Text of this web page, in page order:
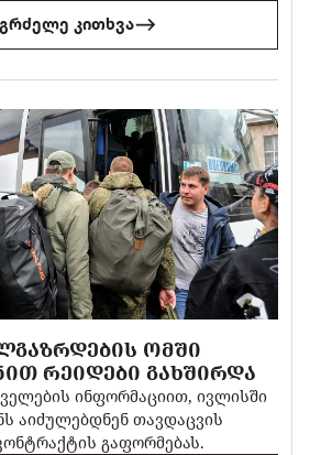
კითხვა
ᲝᲛᲨᲘ
ᲠᲔᲘᲓᲔᲑᲘ ᲒᲐᲮᲨᲘᲠᲓᲐ
ინფორმაციით, ივლისში
აიძულებდნენ თავდაცვის
გაფორმებას.